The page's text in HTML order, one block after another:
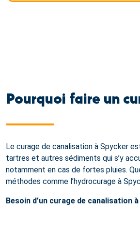
Pourquoi faire un
Le curage de canalisation à Spycker
tartres et autres sédiments qui s’y
notamment en cas de fortes pluies.
méthodes comme l’hydrocurage à
Besoin d’un curage de canalisation